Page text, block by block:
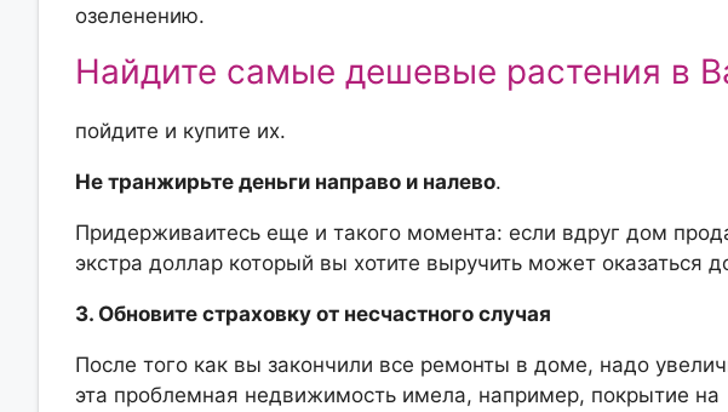
озеленению.
Найдите самые дешевые растения в
пойдите и купите их.
Не транжирьте деньги направо и налево.
Придерживаитесь еще и такого момента: если вдруг дом
экстра доллар который вы хотите выручить может оказаться
3. Обновите страховку от несчастного случая
После того как вы закончили все ремонты в доме, надо
эта проблемная недвижимость имела, например, покрытие